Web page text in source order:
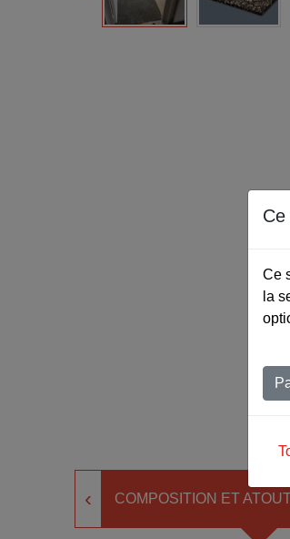
COMPOSITION ET
‹
Ce
la